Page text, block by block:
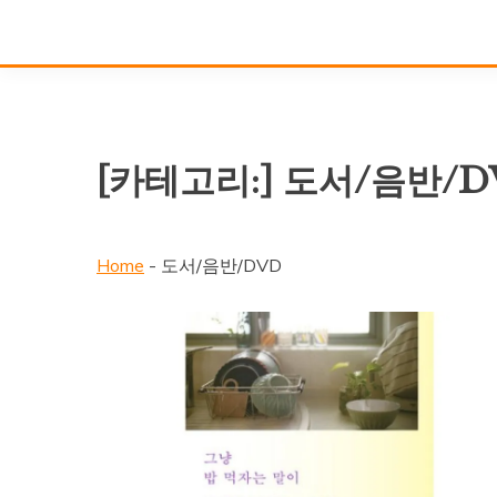
[카테고리:] 도서/음반/
Home - 도서/음반/DVD